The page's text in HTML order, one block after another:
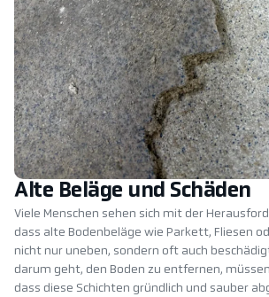
Alte Beläge und Schäden
Viele Menschen sehen sich mit der
dass alte Bodenbeläge wie Parkett, Fliesen
nicht nur uneben, sondern oft auch
darum geht, den Boden zu entfernen,
dass diese Schichten gründlich und sauber